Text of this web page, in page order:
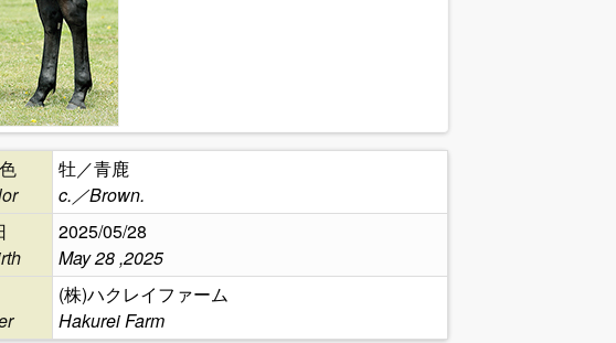
牡／青鹿
c.／Brown.
2025/05/28
May 28 ,2025
(株)ハクレイファーム
Hakurei Farm